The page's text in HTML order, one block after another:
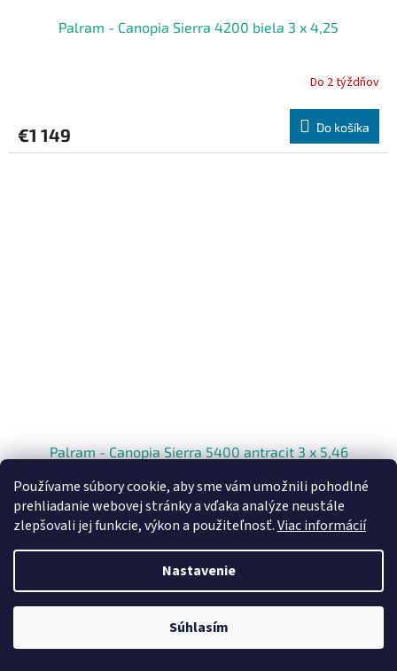
Používame súbory cookie, aby sme vám umožnili pohodlné
prehliadanie webovej stránky a vďaka analýze neustále
zlepšovali jej funkcie, výkon a použiteľnosť.Viac informácií
Nastavenie
Súhlasím
Palram - Canopia Sierra 4200 biela 3 x 4,25
Do 2 týždňov
€1 149 Do košíka
Palram - Canopia Sierra 5400 antracit 3 x 5,46
Do 2 týždňov
Do košíka